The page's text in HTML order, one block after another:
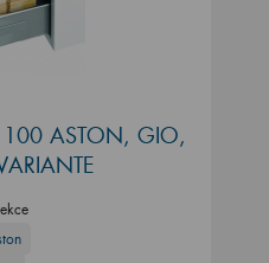
ASTON, GIO,